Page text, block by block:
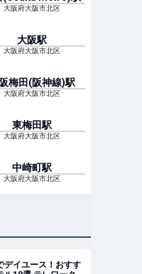
大阪府大阪市北区
大阪駅
大阪府大阪市北区
梅田(阪神線)駅
大阪府大阪市北区
東梅田駅
大阪府大阪市北区
中崎町駅
大阪府大阪市北区
デイユース！おすす